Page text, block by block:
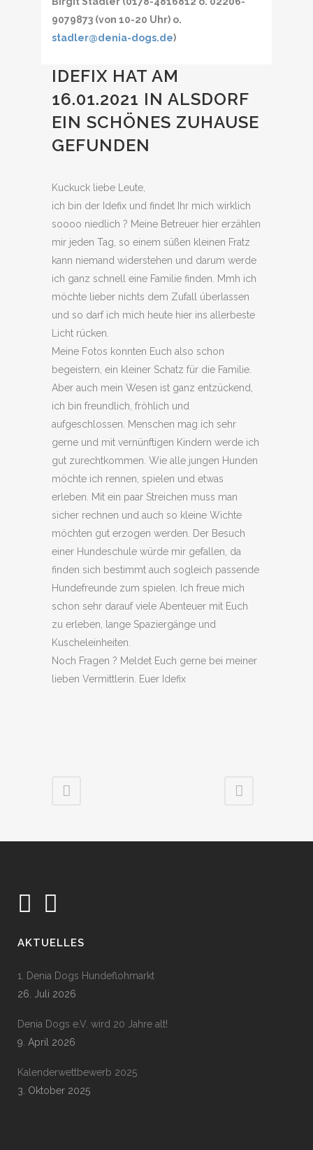
9079873 (von 10-20 Uhr) o.
stadler@denia-dogs.de)
IDEFIX HAT AM
16.01.2021 IN ALSDORF
EIN SCHÖNES ZUHAUSE
GEFUNDEN
Kuckuck liebe Leute,
ich bin der Idefix und findet Ihr mich wirklich
soooo niedlich ? Meine Betreuer hier erzählen
mir jeden Tag, so einem süßen kleinen Fratz
kann niemand widerstehen und darum werde
ich ganz schnell eine Familie finden. Mmh ich
möchte lieber nichts dem Zufall überlassen
und so darf ich mich heute hier ins allerbeste
Licht rücken.
Meine Fotos konnten Euch also schon
begeistern, ein kleiner Schatz für die Familie.
Aber auch mein Wesen ist ganz entzückend,
ich bin freundlich, fröhlich und
aufgeschlossen. Menschen mag ich sehr
gerne und mit vernünftigen Kindern werde ich
gut zurechtkommen. Wie alle jungen Hunden
möchte ich rennen, spielen und etwas
erleben. Mit ein paar Streichen muss man
sicher rechnen und auch so kleine Wichte
möchten gut erzogen werden. Der Besuch
einer Hundeschule würde mir gefallen, da
finden sich bestimmt auch sogleich passende
Hundefreunde zum spielen. Ich freue mich
schon sehr darauf viele Abenteuer mit Euch
zu erleben, lange Spaziergänge und
Kuscheleinheiten.
Noch Fragen ? Meldet Euch gerne bei meiner
lieben Vermittlerin. Euer Idefix
AKTUELLES
1. Denia Dogs Hundeflohmarkt
26. Juli 2026
Denia Dogs e.V. wird 20 Jahre alt!
9. April 2026
Kalenderwettbewerb 2025
3. Oktober 2025